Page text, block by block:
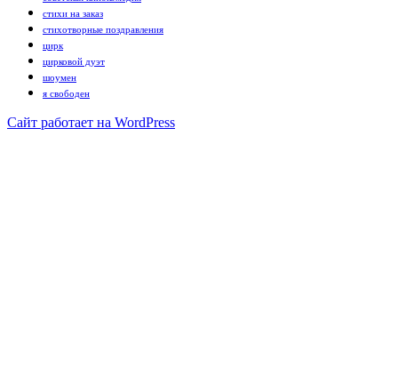
стихи на заказ
стихотворные поздравления
цирк
цирковой дуэт
шоумен
я свободен
Сайт работает на WordPress